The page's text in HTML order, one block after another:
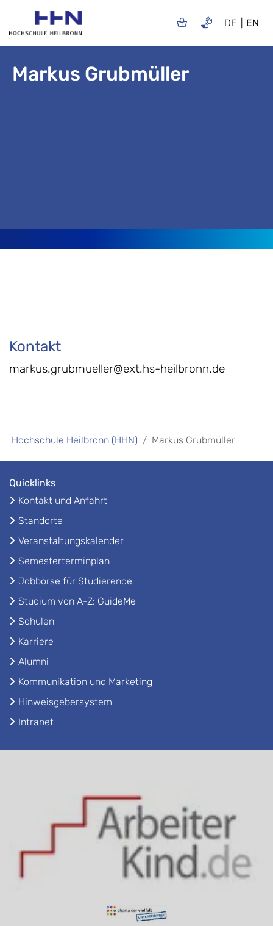
DE EN
Markus Grubmüller
Kontakt
markus.grubmueller@ext.hs-heilbronn.de
Hochschule Heilbronn (HHN) Markus Grubmüller
Quicklinks
Kontakt und Anfahrt
Standorte
Veranstaltungskalender
Semesterterminplan
Jobbörse für Studierende
Studium von A-Z: GuideMe
Schulen
Karriere
Alumni
Kommunikation und Marketing
Hinweisgebersystem
Intranet